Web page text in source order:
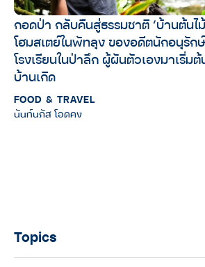
กอดป่า กลับคืนสู่ธรรมชาติ ‘บ้านต้นไ
โฮมสเตย์ในพัทลุง ของอดีตนักอนุรัก
โรงเรียนในป่าลึก ผู้ผันตัวเองมาเริ่ม
บ้านเกิด
FOOD & TRAVEL
นันท์นภัส โอดคง
Topics